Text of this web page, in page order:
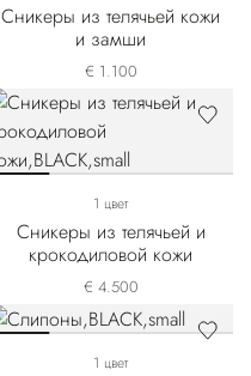
Сникеры из телячьей кожи
и замши
€ 1.100
1 цвет
Сникеры из телячьей и
крокодиловой кожи
€ 4.500
1 цвет